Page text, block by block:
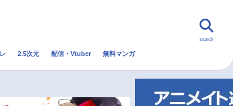
search
2.5次元 配信・Vtuber 無料マンガ